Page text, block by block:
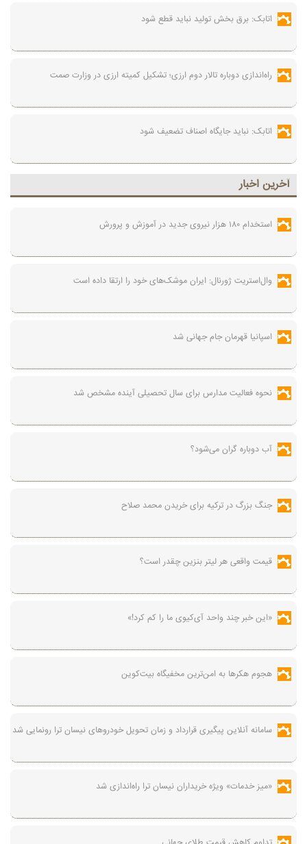
اتابک: برق بخش تولید نباید قطع شود
راه‌اندازی دوباره تالار دوم ارزی؛ تشکیل کمیته ارزی در وزارت صمت
اتابک: نباید جایگاه اصناف تضعیف شود
آخرين اخبار
استخدام ۱۸۰ هزار نیروی جدید در آموزش‌ و پرورش
وال‌استریت ژورنال: ایران موشک‌های خود را ارتقا داده است
اسپانیا قهرمان جام جهانی شد
نحوه فعالیت مدارس برای سال تحصیلی آینده مشخص شد
آب دوباره گران می‌شود؟
جنگ بزرگ در ترکیه برای خریدن محمد صلاح
قیمت واقعی هر لیتر بنزین چقدر است؟
«این خبر چند واحد آی‌کیوی ما را کم کرد!»
هجوم هکرها به امن‌ترین مخفیگاه بیت‌کوین
سامانه آنلاین پیگیری قرارداد‌ و زمان تحویل خودرو‌های نیسان ترا رونمایی شد
«میز خدمات» ویژه خریداران نیسان ترا راه‌اندازی شد